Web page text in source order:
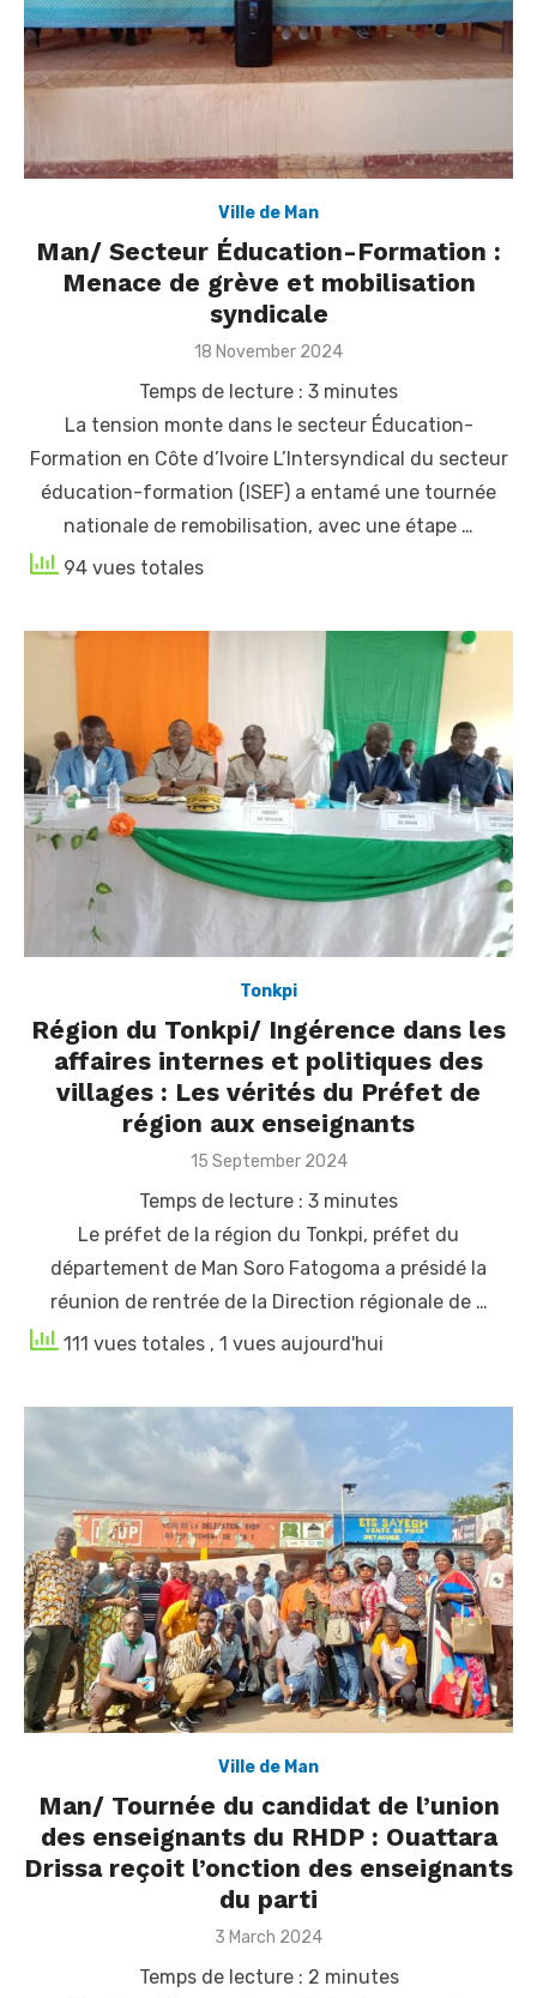
Ville de Man
Man/ Secteur Éducation-Formation :
Menace de grève et mobilisation
syndicale
Posted
18 November 2024
Temps de lecture : 3 minutes
La tension monte dans le secteur Éducation-
Formation en Côte d’Ivoire L’Intersyndical du secteur
éducation-formation (ISEF) a entamé une tournée
nationale de remobilisation, avec une étape …
94 vues totales
Tonkpi
Région du Tonkpi/ Ingérence dans les
affaires internes et politiques des
villages : Les vérités du Préfet de
région aux enseignants
Posted
15 September 2024
Temps de lecture : 3 minutes
Le préfet de la région du Tonkpi, préfet du
département de Man Soro Fatogoma a présidé la
réunion de rentrée de la Direction régionale de …
111 vues totales , 1 vues aujourd'hui
Ville de Man
Man/ Tournée du candidat de l’union
des enseignants du RHDP : Ouattara
Drissa reçoit l’onction des enseignants
du parti
Posted
3 March 2024
Temps de lecture : 2 minutes